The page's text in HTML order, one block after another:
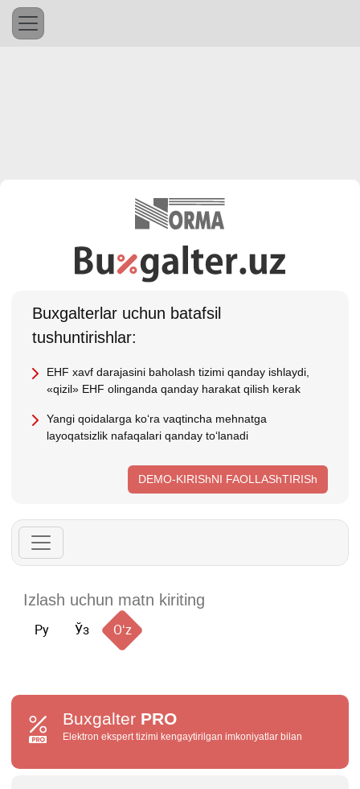
Buхgalterlar uchun batafsil
tushuntirishlar:
EHF хavf darajasini baholash tizimi qanday ishlaydi,
«qizil» EHF olinganda qanday harakat qilish kerak
Yangi qoidalarga koʻra vaqtincha mehnatga
layoqatsizlik nafaqalari qanday toʻlanadi
DEMO-KIRIShNI FAOLLAShTIRISh
Ру Ўз Oʻz
Buxgalter PRO
Elektron ekspert tizimi kengaytirilgan imkoniyatlar bilan